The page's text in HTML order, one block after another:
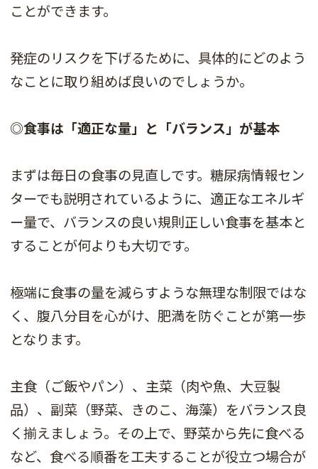
ことができます。
発症のリスクを下げるために、具体的にどのよう
なことに取り組めば良いのでしょうか。
◎食事は「適正な量」と「バランス」が基本
まずは毎日の食事の見直しです。糖尿病情報セン
ターでも説明されているように、適正なエネルギ
ー量で、バランスの良い規則正しい食事を基本と
することが何よりも大切です。
極端に食事の量を減らすような無理な制限ではな
く、腹八分目を心がけ、肥満を防ぐことが第一歩
となります。
主食（ご飯やパン）、主菜（肉や魚、大豆製
品）、副菜（野菜、きのこ、海藻）をバランス良
く揃えましょう。その上で、野菜から先に食べる
など、食べる順番を工夫することが役立つ場合が